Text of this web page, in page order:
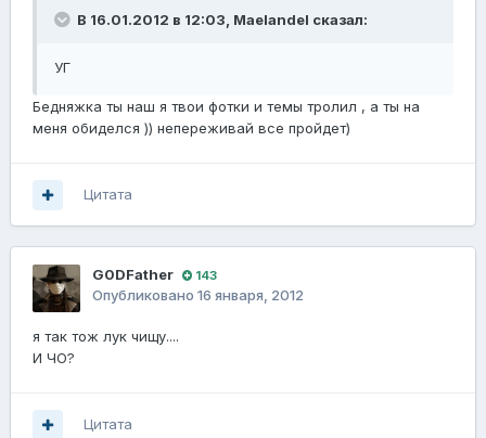
В 16.01.2012 в 12:03, Maelandel сказал:
УГ
Бедняжка ты наш я твои фотки и темы тролил , а ты на
меня обиделся )) непереживай все пройдет)
Цитата
G0DFathеr 143
Опубликовано 16 января, 2012
я так тож лук чищу....
И ЧО?
Цитата